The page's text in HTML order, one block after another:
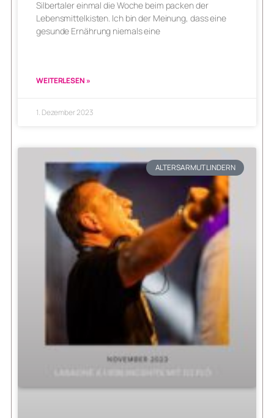
Silbertaler einmal die Woche beim packen der
Lebensmittelkisten. Ich bin der Meinung, dass eine
gesunde Ernährung niemals eine
WEITERLESEN »
1. Dezember 2023
ALTERSARMUT LINDERN